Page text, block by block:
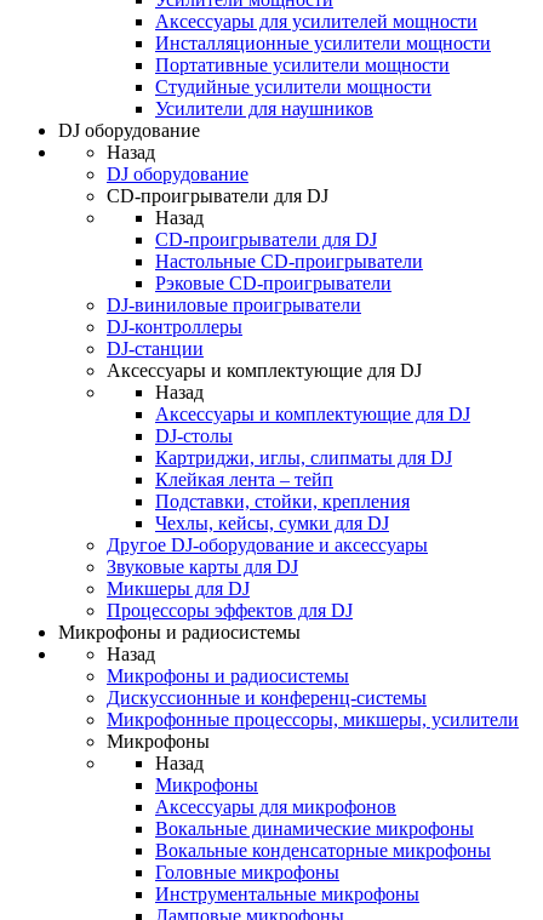
Аксессуары для усилителей мощности
Инсталляционные усилители мощности
Портативные усилители мощности
Студийные усилители мощности
Усилители для наушников
DJ оборудование
Назад
DJ оборудование
CD-проигрыватели для DJ
Назад
CD-проигрыватели для DJ
Настольные CD-проигрыватели
Рэковые CD-проигрыватели
DJ-виниловые проигрыватели
DJ-контроллеры
DJ-станции
Аксессуары и комплектующие для DJ
Назад
Аксессуары и комплектующие для DJ
DJ-столы
Картриджи, иглы, слипматы для DJ
Клейкая лента – тейп
Подставки, стойки, крепления
Чехлы, кейсы, сумки для DJ
Другое DJ-оборудование и аксессуары
Звуковые карты для DJ
Микшеры для DJ
Процессоры эффектов для DJ
Микрофоны и радиосистемы
Назад
Микрофоны и радиосистемы
Дискуссионные и конференц-системы
Микрофонные процессоры, микшеры, усилители
Микрофоны
Назад
Микрофоны
Аксессуары для микрофонов
Вокальные динамические микрофоны
Вокальные конденсаторные микрофоны
Головные микрофоны
Инструментальные микрофоны
Ламповые микрофоны